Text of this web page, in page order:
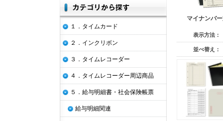
マイナンバ
表示方法：
並べ替え：
１．タイムカード
２．インクリボン
３．タイムレコーダー
４．タイムレコーダー周辺商品
５．給与明細書・社会保険帳票
給与明細関連